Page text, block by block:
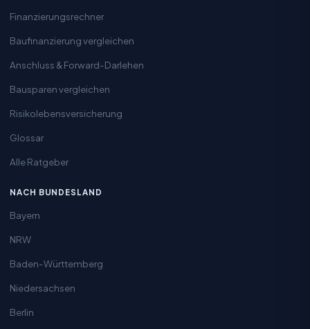
Finanzierungsrechner
Baufinanzierung vergleichen
Anschluss & Forward-Darlehen
Bausparen vergleichen
Risikolebensversicherung
Glossar
Alle Ratgeber
NACH BUNDESLAND
Bayern
NRW
Baden-Württemberg
Niedersachsen
Berlin